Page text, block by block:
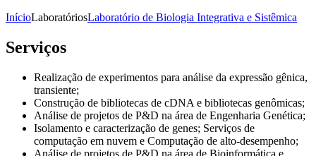
InícioLaboratóriosLaboratório de Biologia Integrativa e Sistêmica
Serviços
Realização de experimentos para análise da expressão gênica,
transiente;
Construção de bibliotecas de cDNA e bibliotecas genômicas;
Análise de projetos de P&D na área de Engenharia Genética;
Isolamento e caracterização de genes; Serviços de
computação em nuvem e Computação de alto-desempenho;
Análise de projetos de P&D na área de Bioinformática e